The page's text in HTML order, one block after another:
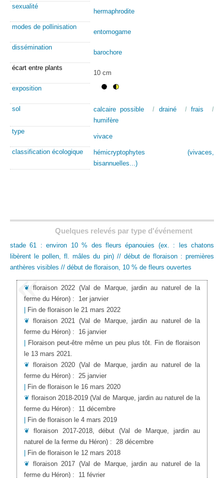
sexualité
hermaphrodite
modes de pollinisation
entomogame
dissémination
barochore
écart entre plants
10 cm
exposition
sol calcaire possible / drainé /frais
/
humifère
type
vivace
classification écologique
hémicryptophytes (vivaces,
bisannuelles...)
Quelques relevés par type d'événement
stade 61 : environ 10 % des fleurs épanouies (ex. : les chatons
libèrent le pollen, fl. mâles du pin) // début de floraison : premières
anthères visibles // début de floraison, 10 % de fleurs ouvertes
❦floraison 2022 (Val de Marque, jardin au naturel de la
ferme du Héron): 1er janvier
| Fin de floraison le 21 mars 2022
❦floraison 2021
(Val de Marque, jardin au naturel de la
ferme du Héron): 16 janvier
| Floraison peut-être même un peu plus tôt. Fin de floraison
le 13 mars 2021.
❦floraison 2020 (Val de Marque, jardin au naturel de la
ferme du Héron): 25 janvier
| Fin de floraison le 16 mars 2020
❦ floraison 2018-2019 (Val de Marque, jardin au naturel de la
ferme du Héron): 11 décembre
| Fin de floraison le 4 mars 2019
❦floraison 2017-2018, début (Val de Marque, jardin au
naturel de la ferme du Héron): 28 décembre
| Fin de floraison le 12 mars 2018
❦floraison 2017 (Val de Marque, jardin au naturel de la
ferme du Héron): 11 février